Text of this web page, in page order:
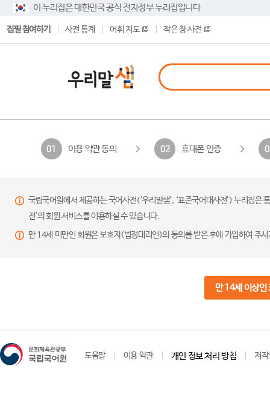
이 누리집은 대한민국 공식 전자정부 누리집입니다.
집필 참여하기 사전 통계 어휘 지도 작은 창 사전
01 이용 약관 동의 02 휴대폰 인증
국립국어원에서 제공하는 국어사전(‘우리말샘’, ‘표준국어대사전’) 누리집
전’의 회원 서비스를 이용하실 수 있습니다.
만 14세 미만인 회원은 보호자(법정대리인)의 동의를 받은 후에 가입하여 주
만 14세 이상인
도움말 이용 약관 개인 정보 처리 방침 저